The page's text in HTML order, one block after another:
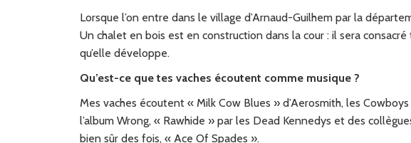
Lorsque l’on entre dans le village d’Arnaud-Guilhem par la
Un chalet en bois est en construction dans la cour : il sera
qu’elle développe.
Qu’est-ce que tes vaches écoutent comme musique ?
Mes vaches écoutent « Milk Cow Blues » d’Aerosmith, les
l’album Wrong, « Rawhide » par les Dead Kennedys et des
bien sûr des fois, « Ace Of Spades ».